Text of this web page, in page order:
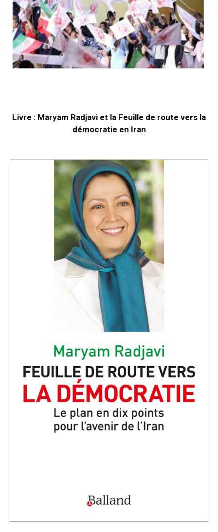
Livre : Maryam Radjavi et la Feuille de route vers la
démocratie en Iran